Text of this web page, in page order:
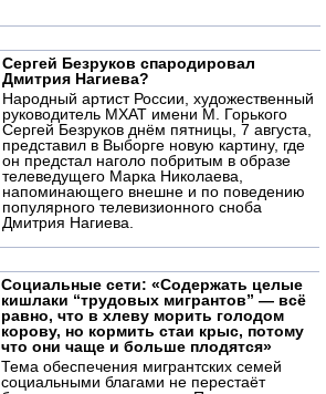
Сергей Безруков спародировал
Дмитрия Нагиева?
Народный артист России, художественный
руководитель МХАТ имени М. Горького
Сергей Безруков днём пятницы, 7 августа,
представил в Выборге новую картину, где
он предстал наголо побритым в образе
телеведущего Марка Николаева,
напоминающего внешне и по поведению
популярного телевизионного сноба
Дмитрия Нагиева.
Социальные сети: «Содержать целые
кишлаки “трудовых мигрантов” — всё
равно, что в хлеву морить голодом
корову, но кормить стаи крыс, потому
что они чаще и больше плодятся»
Тема обеспечения мигрантских семей
социальными благами не перестаёт